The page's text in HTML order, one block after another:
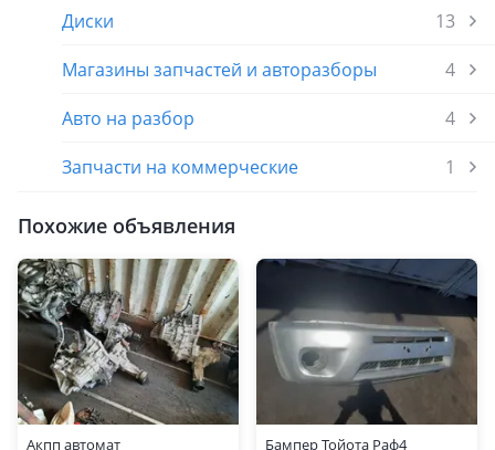
Диски
13
Магазины запчастей и авторазборы
4
Авто на разбор
4
Запчасти на коммерческие
1
Похожие объявления
Акпп автомат Бампер Тойота Раф4